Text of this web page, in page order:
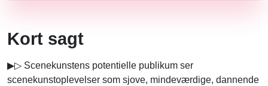
Kort sagt
▶▷ Scenekunstens potentielle publikum ser
scenekunstoplevelser som sjove, mindeværdige, dannende